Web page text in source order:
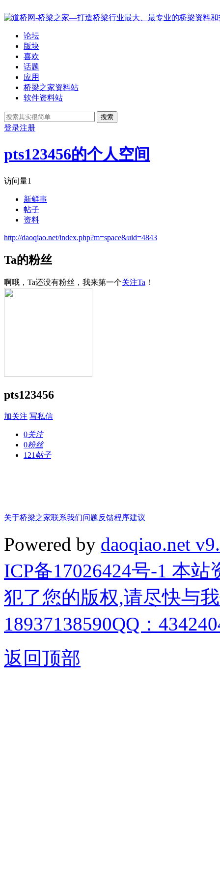
论坛
版块
喜欢
话题
应用
桥梁之家资料站
软件资料站
搜索
登录注册
pts123456的个人空间
访问量1
新鲜事
帖子
资料
http://daoqiao.net/index.php?m=space&uid=4843
Ta的粉丝
啊哦，Ta还没有粉丝，我来第一个关注Ta ！
pts123456
加关注 写私信
0关注
0粉丝
121 帖子
关于桥梁之家联系我们问题反馈程序建议
Powered by daoqiao.net
ICP备17026424号-1 本
犯了您的版权,请尽快与
18937138590QQ：
返回顶部